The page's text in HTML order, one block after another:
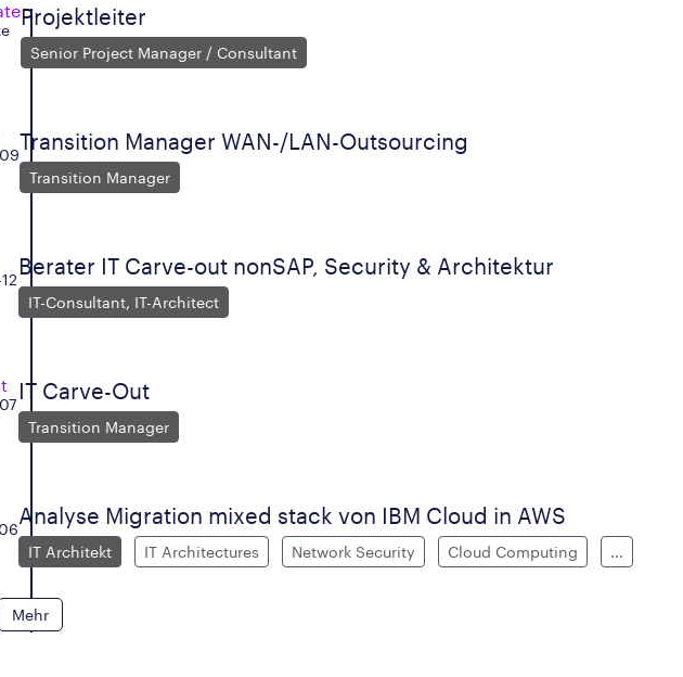
Projektleiter
Senior Project Manager / Consultant
Transition Manager WAN-/LAN-Outsourcing
Transition Manager
Berater IT Carve-out nonSAP, Security & Architektur
IT-Consultant, IT-Architect
IT Carve-Out
Transition Manager
Analyse Migration mixed stack von IBM Cloud in AWS
IT Architekt IT Architectures Network Security Cloud Computing ...
Mehr